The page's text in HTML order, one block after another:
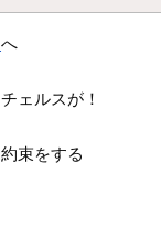
へ
ェルスが！
束をする